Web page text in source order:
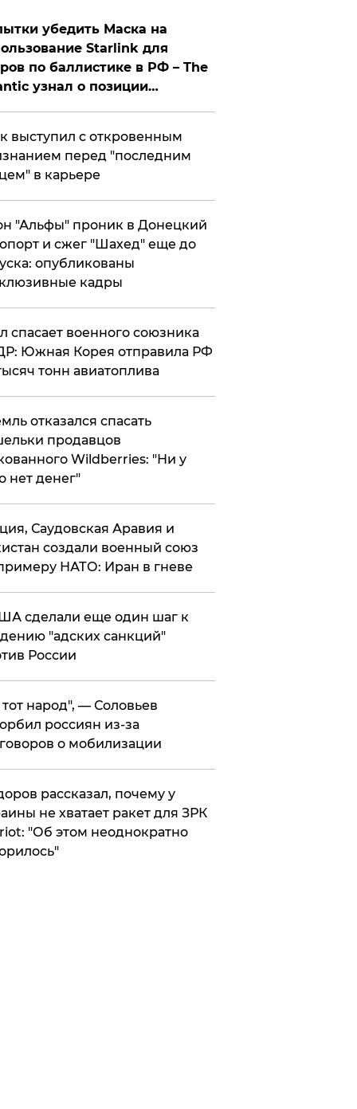
убедить Маска на
Starlink для
по баллистике в РФ – The
узнал о позиции
выступил с откровенным
перед "последним
в карьере
"Альфы" проник в Донецкий
и сжег "Шахед" еще до
опубликованы
кадры
спасает военного союзника
Южная Корея отправила РФ
тонн авиатоплива
отказался спасать
продавцов
Wildberries: "Ни у
нет денег"
Саудовская Аравия и
создали военный союз
НАТО: Иран в гневе
сделали еще один шаг к
"адских санкций"
России
народ", — Соловьев
россиян из-за
о мобилизации
рассказал, почему у
не хватает ракет для ЗРК
"Об этом неоднократно